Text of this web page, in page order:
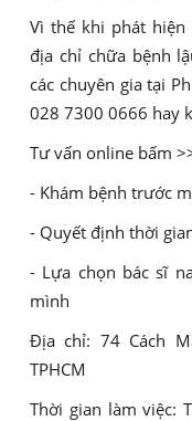
Vì thế khi phát
địa chỉ chữa bệnh
các chuyên gia tại
028 7300 0666 hay
Tư vấn online bấm
- Khám bệnh trước
- Quyết định thời
- Lựa chọn bác sĩ
mình
Địa chỉ: 74 Cách
TPHCM
Thời gian làm việc: